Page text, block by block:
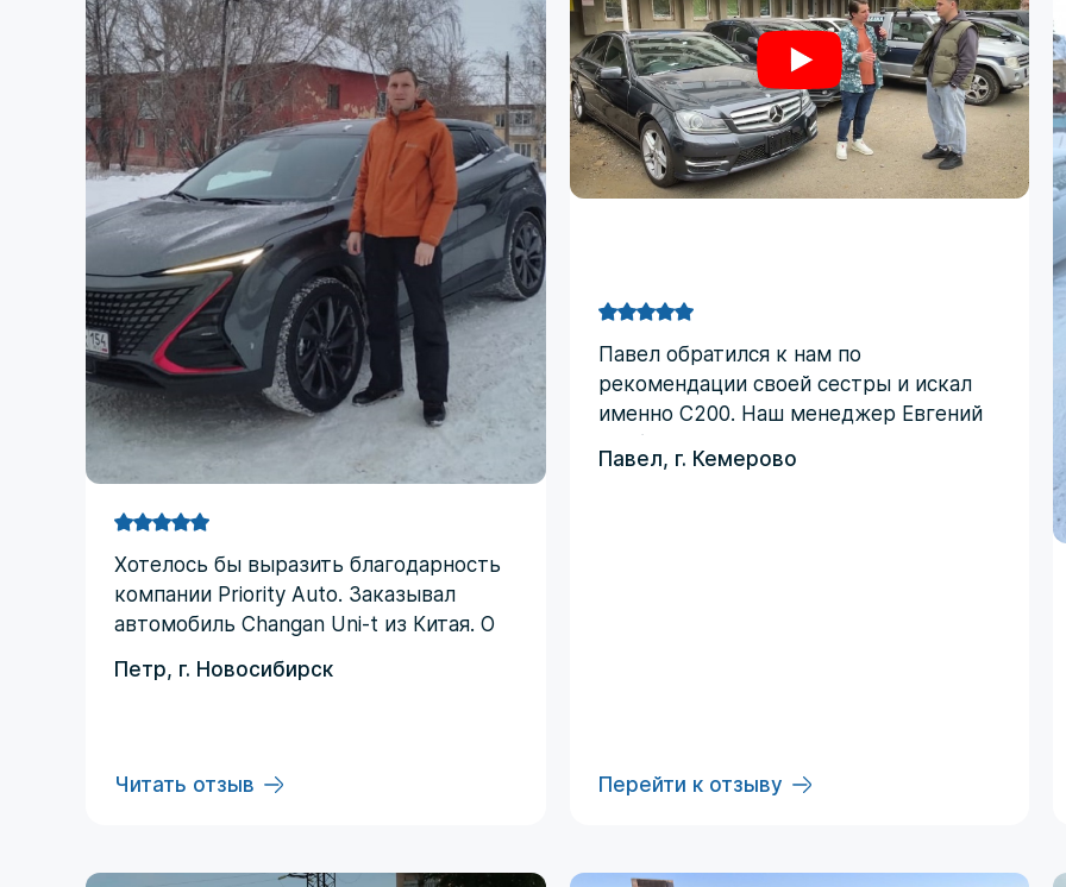
Хотелоcь бы выразить благодарность
компании Priority Аuto. Заказывал
автомобиль Changan Uni-t из Китая. О
компании узнал от друзей и коллег по
работе. Работал со мной менеджер
опасения по условиям выполнения
Петр, г. Новосибирск
Читать отзыв
Павел обратился к нам по
рекомендации своей сестры и искал
именно C200. Наш менеджер Евгений
автомобиль был куплен с первой
Павел, г. Кемерово
Перейти к отзыву